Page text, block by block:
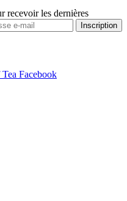
recevoir les dernières
Inscription